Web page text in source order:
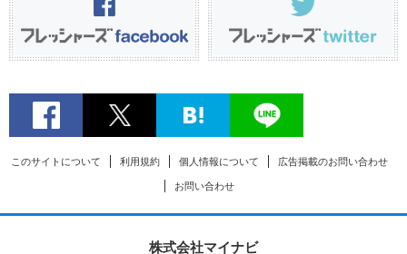
このサイトについて 利用規約 個人情報について 広告掲載のお問い合わせ
お問い合わせ
株式会社マイナビ